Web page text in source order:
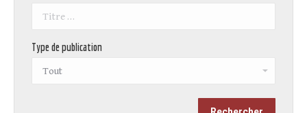
Type de publication